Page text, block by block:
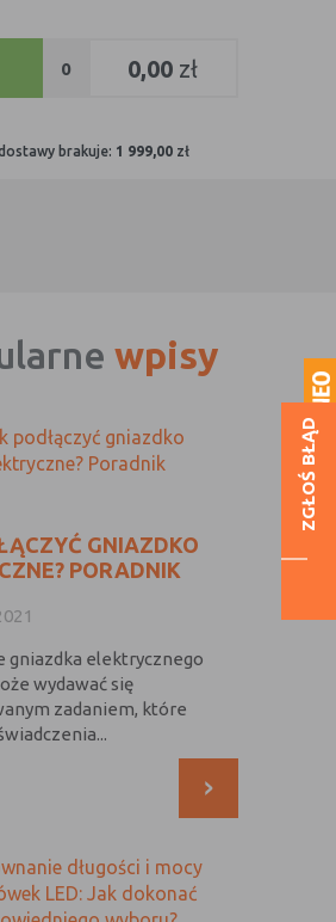
0 0,00 zł
brakuje: 1 999,00 zł
wpisy
GNIAZDKO
PORADNIK
gniazdka elektrycznego
wydawać się
zadaniem, które
›
ZGŁOŚ BŁĄD